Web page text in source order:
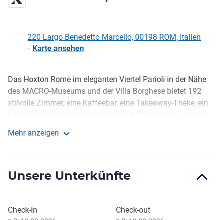
220 Largo Benedetto Marcello, 00198 ROM, Italien
- Karte ansehen
Beschreibung
Das Hoxton Rome im eleganten Viertel Parioli in der Nähe
des MACRO-Museums und der Villa Borghese bietet 192
stilvolle Zimmer, eine Kaffeebar, eine Takeaway-Theke, ein
handgemachter Backwaren.
We like to think we’re in a bit of a sweet spot here in Rome,
with some of the city’s most beautiful parks, coolest
cultural spots, and best gelato on our doorstep. Leafy Villa
the MACRO (Museum of Contemporary Art) and the MAXXI
(National Museum of 21st Century Art) for art buffs to go
Mehr anzeigen
Unsere Unterkünfte
Dieses Hotel buchen
Check-in Check-out